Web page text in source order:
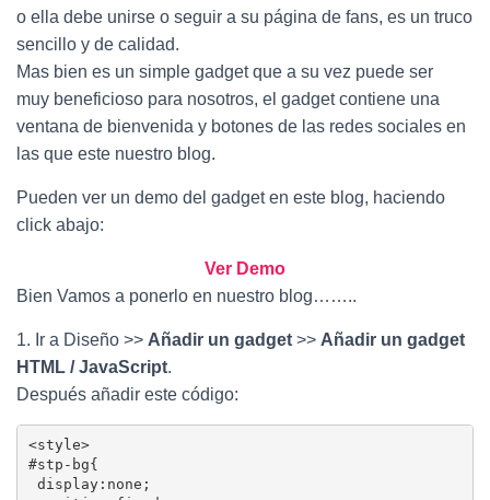
o ella debe unirse o seguir a su página de fans, es un truco
sencillo y de calidad.
Mas bien es un simple gadget que a su vez puede ser
muy beneficioso para nosotros, el gadget contiene una
ventana de bienvenida y botones de las redes sociales en
las que este nuestro blog.
Pueden ver un demo del gadget en este blog, haciendo
click abajo:
Ver Demo
Bien Vamos a ponerlo en nuestro blog……..
1. Ir a Diseño >> Añadir un gadget >> Añadir un gadget
HTML / JavaScript.
Después añadir este código:
<style>
#stp-bg{
display:none;